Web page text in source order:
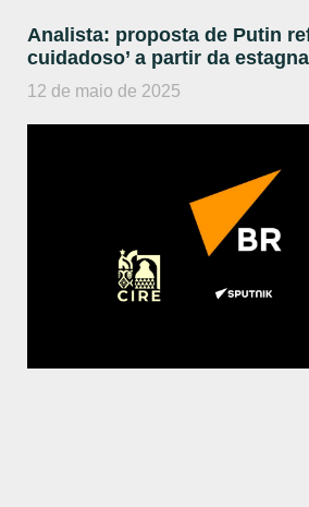
Analista: proposta de Putin
cuidadoso’ a partir da
12 de maio de 2025